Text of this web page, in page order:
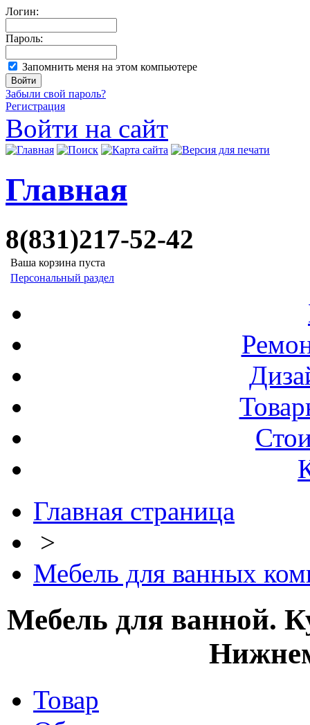
Логин:
Пароль:
Запомнить меня на этом компьютере
Забыли свой пароль?
Регистрация
Войти на сайт
Главная
8(831)217-52-42
Ваша корзина пуста
Персональный раздел
Главная страница
>
Мебель для ванных
Мебель для ванной.
Товар